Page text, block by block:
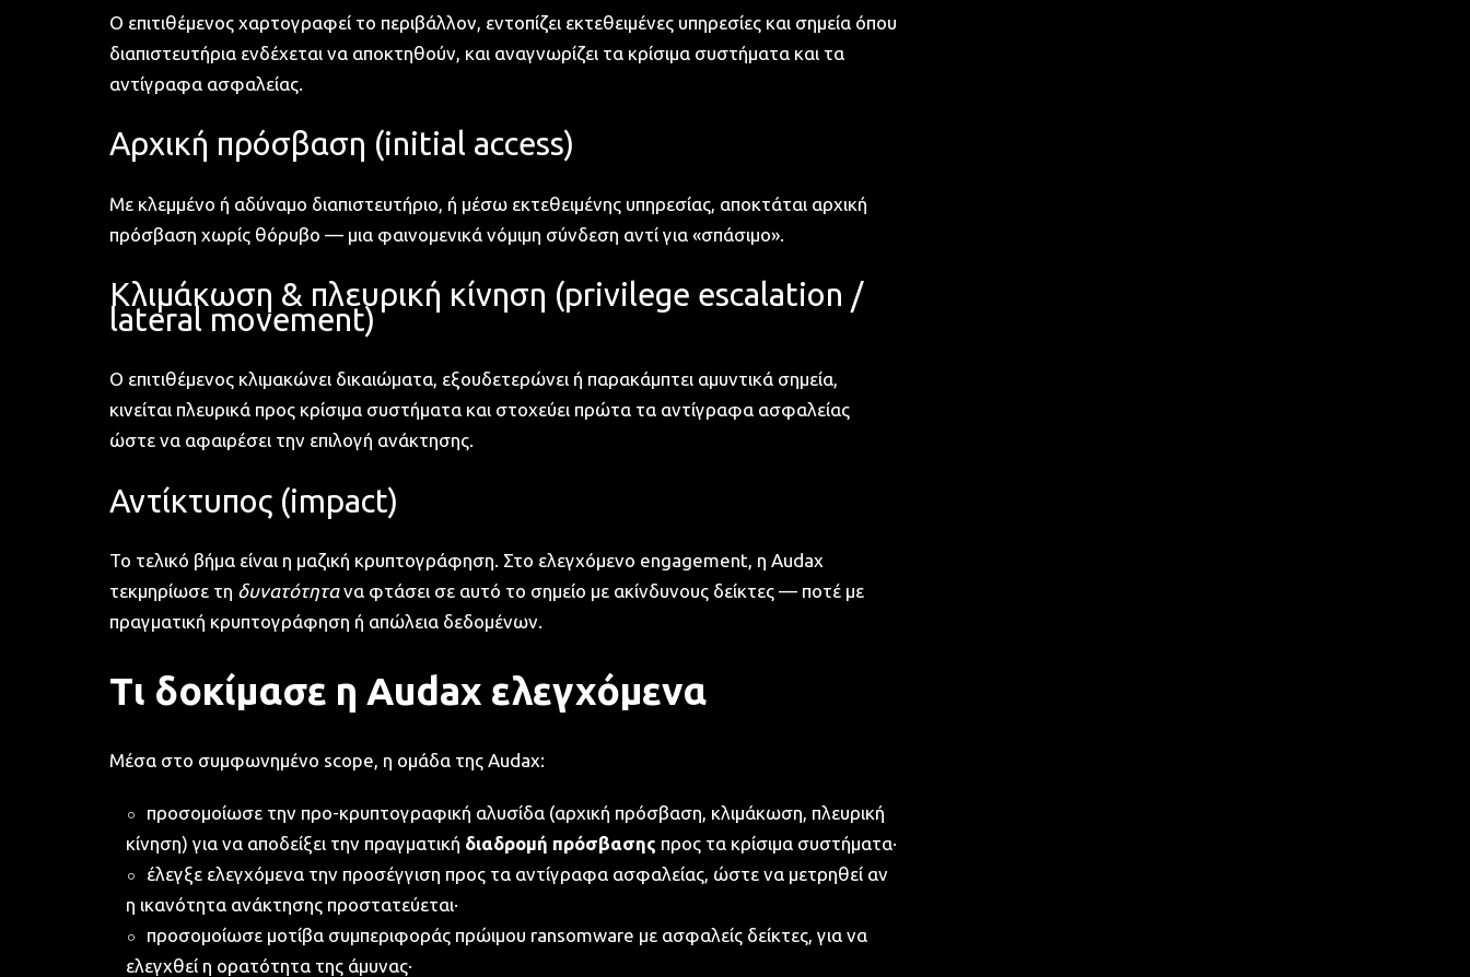
Ο επιτιθέμενος χαρτογραφεί το περιβάλλον, εντοπίζει εκτεθειμένες υπηρεσίες και σημεία όπου
διαπιστευτήρια ενδέχεται να αποκτηθούν, και αναγνωρίζει τα κρίσιμα συστήματα και τα
αντίγραφα ασφαλείας.
Αρχική πρόσβαση (initial access)
Με κλεμμένο ή αδύναμο διαπιστευτήριο, ή μέσω εκτεθειμένης υπηρεσίας, αποκτάται αρχική
πρόσβαση χωρίς θόρυβο — μια φαινομενικά νόμιμη σύνδεση αντί για «σπάσιμο».
Κλιμάκωση & πλευρική κίνηση (privilege escalation /
lateral movement)
Ο επιτιθέμενος κλιμακώνει δικαιώματα, εξουδετερώνει ή παρακάμπτει αμυντικά σημεία,
κινείται πλευρικά προς κρίσιμα συστήματα και στοχεύει πρώτα τα αντίγραφα ασφαλείας
ώστε να αφαιρέσει την επιλογή ανάκτησης.
Αντίκτυπος (impact)
Το τελικό βήμα είναι η μαζική κρυπτογράφηση. Στο ελεγχόμενο engagement, η Audax
τεκμηρίωσε τη δυνατότητανα φτάσει σε αυτό το σημείο με ακίνδυνους δείκτες — ποτέ με
πραγματική κρυπτογράφηση ή απώλεια δεδομένων.
Τι δοκίμασε η Audax ελεγχόμενα
Μέσα στο συμφωνημένο scope, η ομάδα της Audax:
προσομοίωσε την προ-κρυπτογραφική αλυσίδα (αρχική πρόσβαση, κλιμάκωση, πλευρική
κίνηση) για να αποδείξει την πραγματική διαδρομή πρόσβασης προς τα κρίσιμα συστήματα·
έλεγξε ελεγχόμενα την προσέγγιση προς τα αντίγραφα ασφαλείας, ώστε να μετρηθεί αν
η ικανότητα ανάκτησης προστατεύεται·
προσομοίωσε μοτίβα συμπεριφοράς πρώιμου ransomware με ασφαλείς δείκτες, για να
ελεγχθεί η ορατότητα της άμυνας·